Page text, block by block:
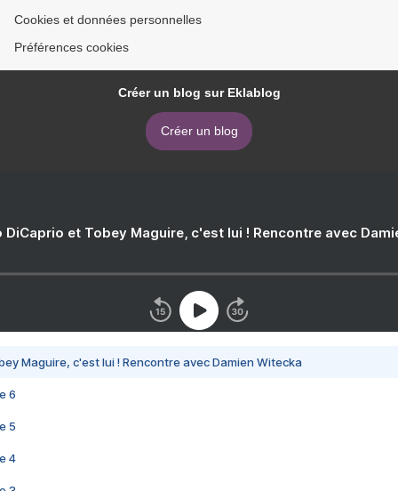
Cookies et données personnelles
Préférences cookies
Créer un blog sur Eklablog
Créer un blog
DiCaprio et Tobey Maguire, c'est lui ! Rencontre avec
Maguire, c'est lui ! Rencontre avec Damien Witecka
6
5
4